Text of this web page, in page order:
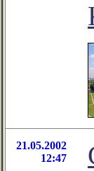
21.05.2002
12:47